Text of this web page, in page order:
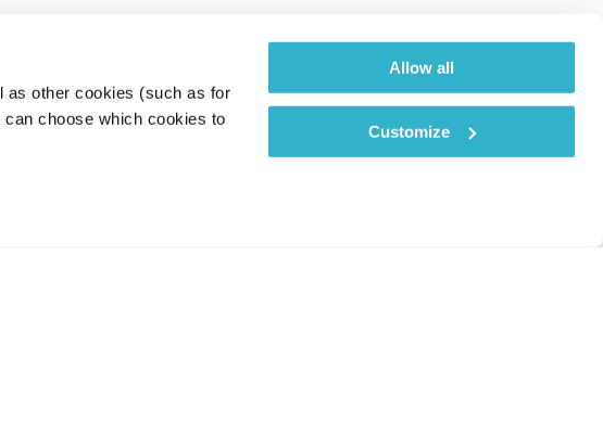
as other cookies (such as for
choose which cookies to
Allow all
Customize